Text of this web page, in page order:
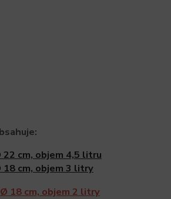
cm, objem 4,5 litru
cm, objem 3 litry
18 cm, objem 2 litry